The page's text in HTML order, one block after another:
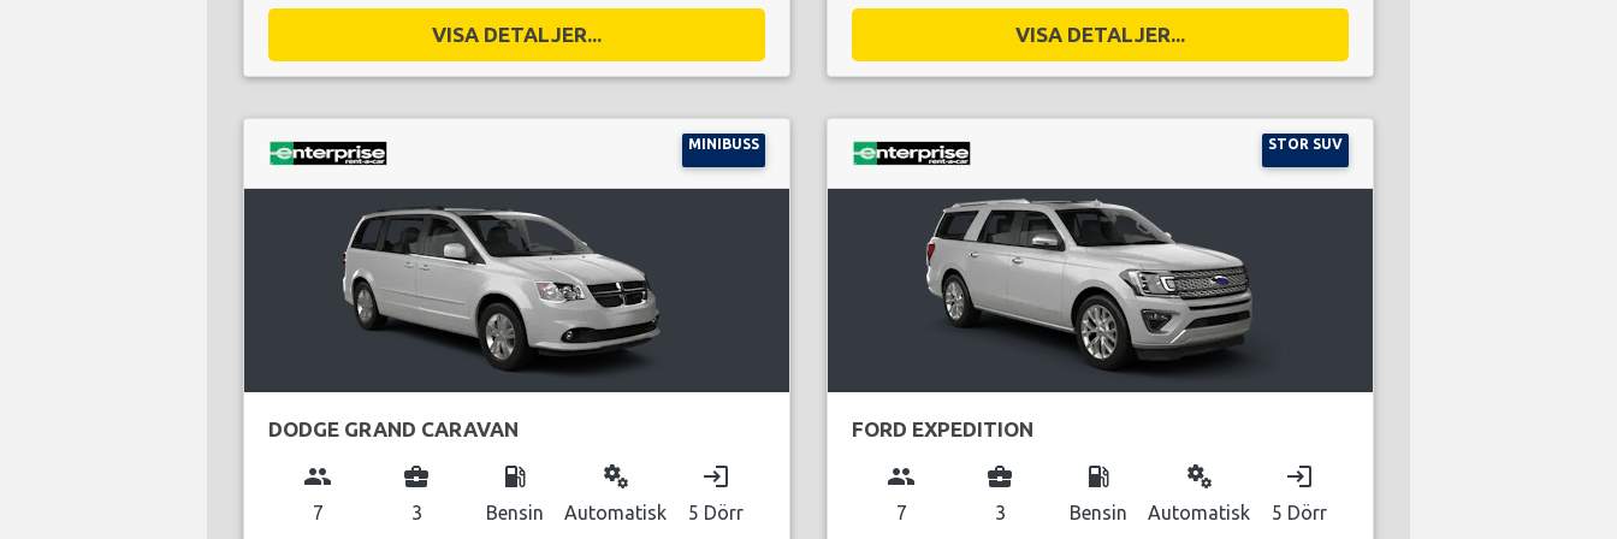
VISA DETALJER... VISA DETALJER...
MINIBUSS
DODGE GRAND CARAVAN
group
7
business_center
3
local_gas_station
Bensin
miscellaneous_services
Automatisk
login
5 Dörr
STOR SUV
FORD EXPEDITION
group
7
business_center
3
local_gas_station
Bensin
miscellaneous_services
Automatisk
login
5 Dörr